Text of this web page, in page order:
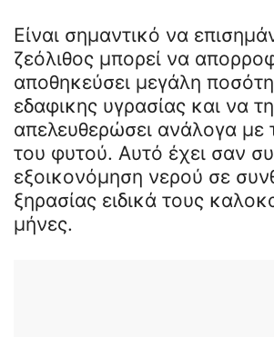
Είναι σημαντικό να
ζεόλιθος μπορεί να
αποθηκεύσει μεγάλη
εδαφικης υγρασίας και να
απελευθερώσει ανάλογα με
του φυτού. Αυτό έχει σαν
εξοικονόμηση νερού σε
ξηρασίας ειδικά τους
μήνες.